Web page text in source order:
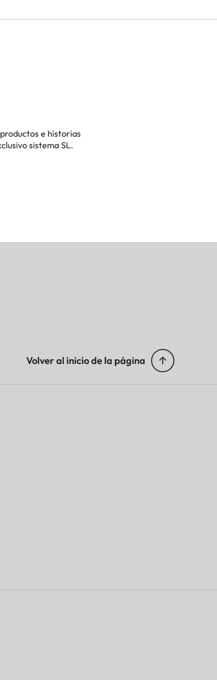
e historias
sistema SL.
Volver al inicio de la página